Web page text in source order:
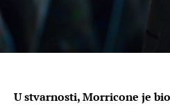
U stvarnosti, Morricone je